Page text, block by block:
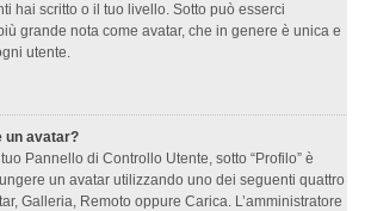
hai scritto o il tuo livello. Sotto può esserci
grande nota come avatar, che in genere è unica e
utente.
un avatar?
Pannello di Controllo Utente, sotto “Profilo” è
un avatar utilizzando uno dei seguenti quattro
Galleria, Remoto oppure Carica. L’amministratore